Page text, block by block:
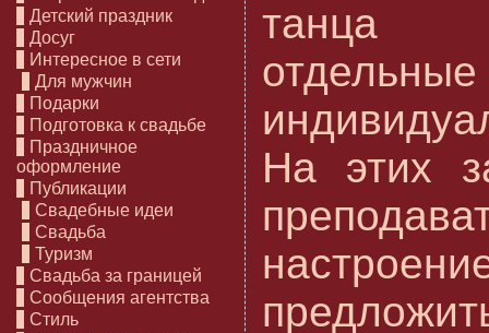
Детский праздник
Досуг
Интересное в сети
Для мужчин
Подарки
Подготовка к свадьбе
Праздничное
оформление
Публикации
Свадебные идеи
Свадьба
Туризм
Свадьба за границей
Сообщения агентства
Стиль
танца
отдельные
На этих